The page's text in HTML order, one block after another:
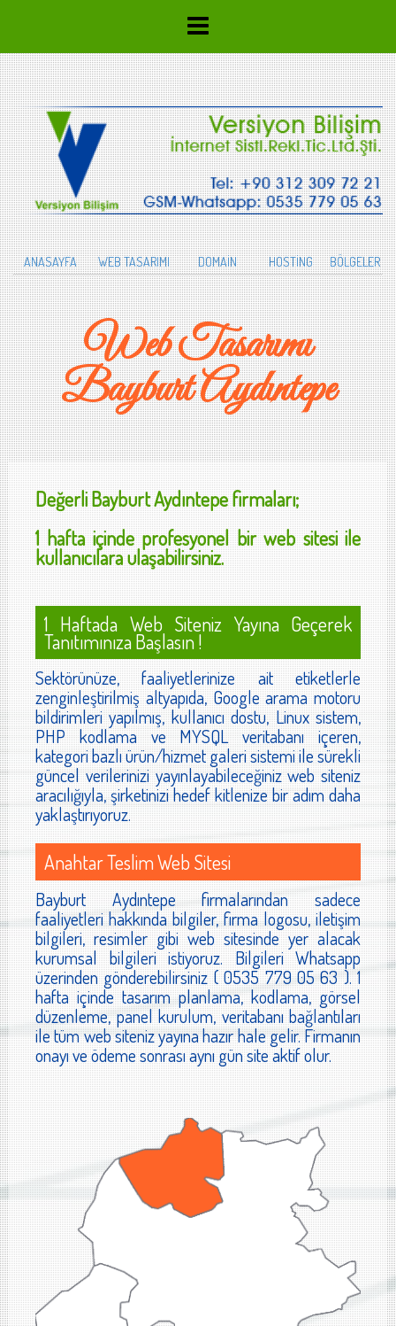
ANASAYFA WEB TASARIMI DOMAİN HOSTİNG BÖLGELER
Web Tasarımı
Bayburt Aydıntepe
DeğerliBayburt Aydıntepefirmaları;
1 hafta içinde profesyonel bir web sitesi ile
kullanıcılara ulaşabilirsiniz.
1 Haftada Web Siteniz Yayına Geçerek
Tanıtımınıza Başlasın !
Sektörünüze, faaliyetlerinize ait etiketlerle
zenginleştirilmiş altyapıda, Google arama motoru
bildirimleri yapılmış, kullanıcı dostu, Linux sistem,
PHP kodlama ve MYSQL veritabanı içeren,
kategori bazlı ürün/hizmet galeri sistemi ile sürekli
güncel verilerinizi yayınlayabileceğiniz web siteniz
aracılığıyla, şirketinizi hedef kitlenize bir adım daha
yaklaştırıyoruz.
Anahtar Teslim Web Sitesi
Bayburt Aydıntepe firmalarından sadece
faaliyetleri hakkında bilgiler, firma logosu, iletişim
bilgileri, resimler gibi web sitesinde yer alacak
kurumsal bilgileri istiyoruz. Bilgileri Whatsapp
üzerinden gönderebilirsiniz ( 0535 779 05 63 ). 1
hafta içinde tasarım planlama, kodlama, görsel
düzenleme, panel kurulum, veritabanı bağlantıları
ile tüm web siteniz yayına hazır hale gelir. Firmanın
onayı ve ödeme sonrası aynı gün site aktif olur.